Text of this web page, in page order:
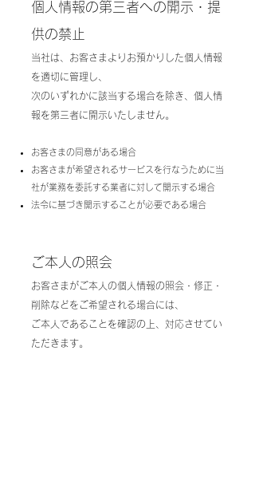
個人情報の第三者への開示・提
供の禁止
当社は、お客さまよりお預かりした個人情報
を適切に管理し、
次のいずれかに該当する場合を除き、個人情
報を第三者に開示いたしません。
お客さまの同意がある場合
お客さまが希望されるサービスを行なうために当
社が業務を委託する業者に対して開示する場合
法令に基づき開示することが必要である場合
ご本人の照会
お客さまがご本人の個人情報の照会・修正・
削除などをご希望される場合には、
ご本人であることを確認の上、対応させてい
ただきます。